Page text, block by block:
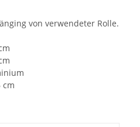
von verwendeter Rolle.
cm